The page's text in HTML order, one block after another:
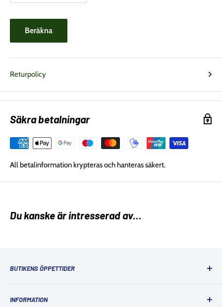
Beräkna
Returpolicy
Säkra betalningar
All betalinformation krypteras och hanteras säkert.
Du kanske är intresserad av...
BUTIKENS ÖPPETTIDER
Måndag: 10:00 - 18:00
INFORMATION